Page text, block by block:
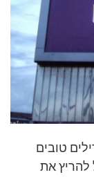
טובים
את